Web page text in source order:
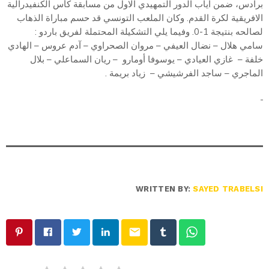
برادس، ضمن اياب الدور التمهيدي الاول من مسابقة كأس الكنفيدرالية
الافريقية لكرة القدم. وكان الملعب التونسي قد حسم مباراة الذهاب
لصالحه بنتيجة 1-0. وفيما يلي التشكيلة المحتملة لفريق باردو :
سامي هلال – نضال العيفي – مروان الصحراوي – آدم عروس – الهادي
خلفة – غازي العيادي – يوسوفا أومارو – ريان السماعلي – بلال
الماجري – ساجد الفرشيشي – زياد بريمة .
WRITTEN BY:SAYED TRABELSI
email